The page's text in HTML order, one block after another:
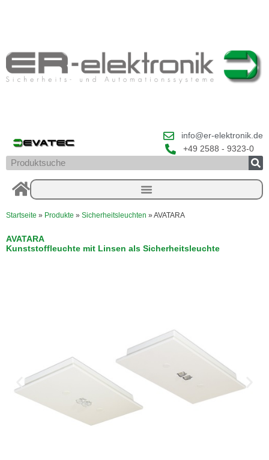
info@er-elektronik.de
+49 2588 - 9323-0
Suche
Startseite » Produkte » Sicherheitsleuchten » AVATARA
AVATARA
Kunststoffleuchte mit Linsen als Sicherheitsleuchte